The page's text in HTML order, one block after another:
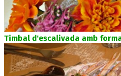
Timbal d'escalivada amb